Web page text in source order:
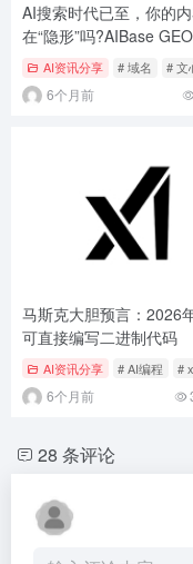
AI搜索时代已至，你的
在“隐形”吗?AIBase
工具让推广效果看得见
AI资讯分享 # 域名 # 文
6个月前
马斯克大胆预言：2026
可直接编写二进制代码
AI资讯分享 # AI编程 #
6个月前
28 条评论